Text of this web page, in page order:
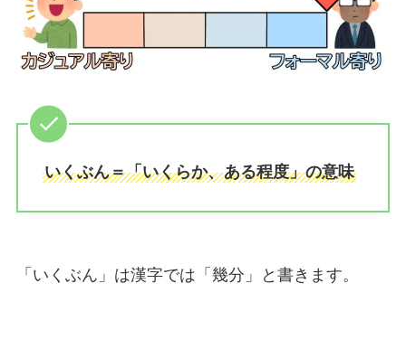
いくぶん＝「いくらか、ある程度」の意味
「いくぶん」は漢字では「幾分」と書きます。